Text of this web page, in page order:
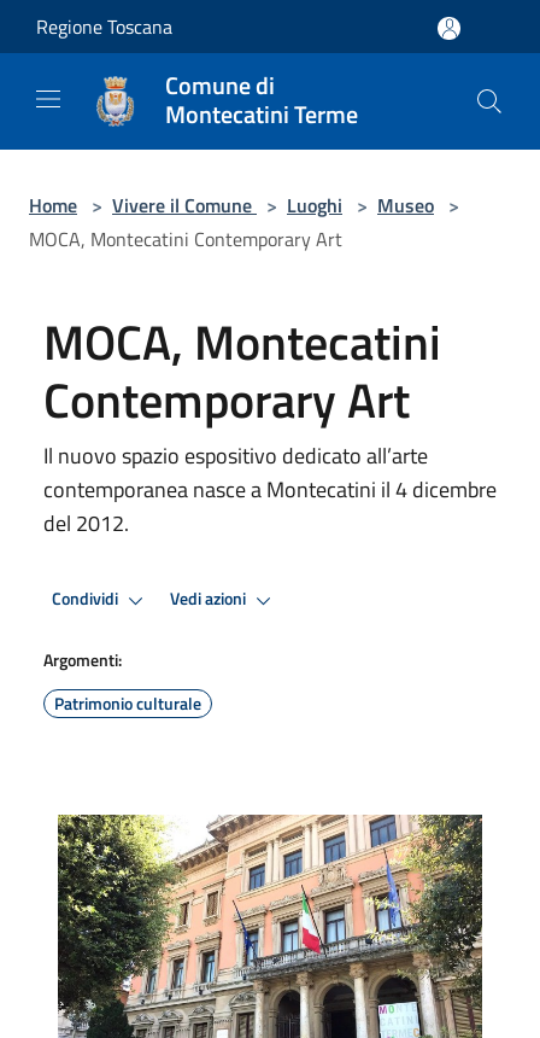
Salta al contenuto principale
Regione Toscana
Comune di
Montecatini Terme
Home > Vivere il Comune > Luoghi > Museo >
MOCA, Montecatini Contemporary Art
MOCA, Montecatini
Contemporary Art
Il nuovo spazio espositivo dedicato all’arte
contemporanea nasce a Montecatini il 4 dicembre
del 2012.
Condividi Vedi azioni
Argomenti:
Patrimonio culturale